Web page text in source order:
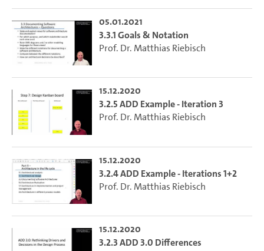
05.01.2021
3.3.1 Goals & Notation
Prof. Dr. Matthias Riebisch
15.12.2020
3.2.5 ADD Example - Iteration 3
Prof. Dr. Matthias Riebisch
15.12.2020
3.2.4 ADD Example - Iterations 1+2
Prof. Dr. Matthias Riebisch
15.12.2020
3.2.3 ADD 3.0 Differences